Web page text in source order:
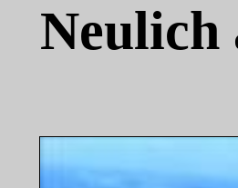
Neulich